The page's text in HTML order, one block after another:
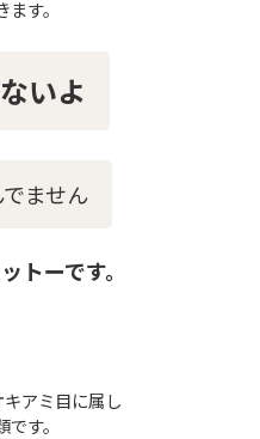
す。
いよ
ません
トーです。
アミ目に属し
す。